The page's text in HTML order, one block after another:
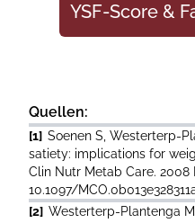
YSF-Score &
Quellen:
[1] Soenen S, Westerterp-
satiety: implications for
Clin Nutr Metab Care. 2008
10.1097/
[2] Westerterp-Plantenga